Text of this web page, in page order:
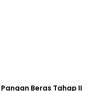
Beras Tahap II